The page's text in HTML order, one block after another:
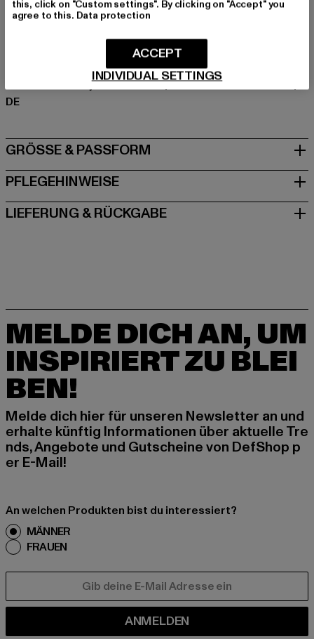
Polyester
Hersteller: TB International GmbH |info@tbint.de
Dr.-Robert-Murjahn-Straße 7 | 64372 Ober-Ramstadt |
DE
GRÖSSE & PASSFORM
PFLEGEHINWEISE
LIEFERUNG & RÜCKGABE
MELDE DICH AN, UM
INSPIRIERT ZU BLEI
BEN!
Melde dich hier für unseren Newsletter an und
erhalte künftig Informationen über aktuelle Tre
nds, Angebote und Gutscheine von DefShop p
er E-Mail!
An welchen Produkten bist du interessiert?
MÄNNER
FRAUEN
ANMELDEN
this, click on "Custom settings". By clicking on "Accept" you
agree to this. Data protection
INDIVIDUAL SETTINGS
ACCEPT